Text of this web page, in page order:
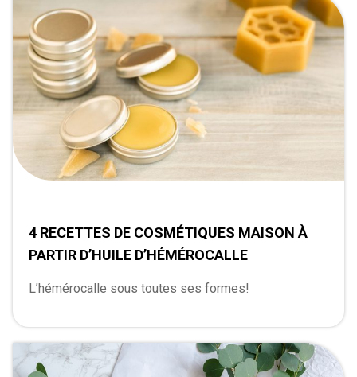
4 RECETTES DE COSMÉTIQUES MAISON À
PARTIR D’HUILE D’HÉMÉROCALLE
L’hémérocalle sous toutes ses formes!